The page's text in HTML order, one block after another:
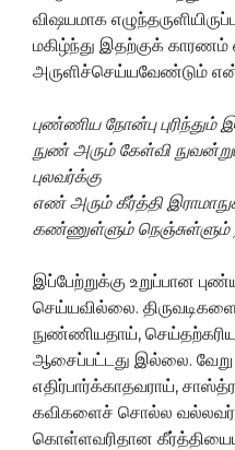
விஷயமாக
மகிழ்ந்து இதற்குக்
அருளிச்செய்யவேண்டும்
புண்ணிய நோன்பு புரிந்தும்
நுண் அரும் கேள்வி
புலவர்க்கு
எண் அரும் கீர்த்தி
கண்ணுள்ளும் நெஞ்சுள்ளும்
இப்பேற்றுக்கு உறுப்பான
செய்யவில்லை.
நுண்ணியதாய்,
ஆசைப்பட்டது இல்லை.
எதிர்பார்க்காதவராய்,
கவிகளைச் சொல்ல
கொள்ளவரிதான